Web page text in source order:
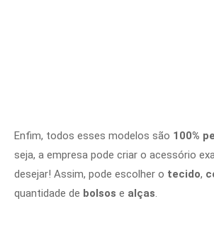
Enfim, todos esses modelos são 100%
seja, a empresa pode criar o acessório
desejar! Assim, pode escolher o tecido,
quantidade de bolsos e alças.